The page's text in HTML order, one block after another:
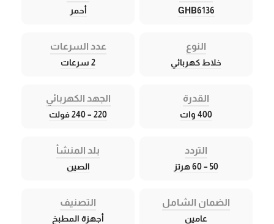
GHB6136 أحمر
النوع
خلاط كهربائي
عدد السرعات
2 سرعات
القدرة
400 وات
الجهد الكهربائي
220 – 240 فولت
التردد
50 – 60 هرتز
بلد المنشأ
الصين
الضمان الشامل
عامين
التصنيف
أجهزة المطبخ